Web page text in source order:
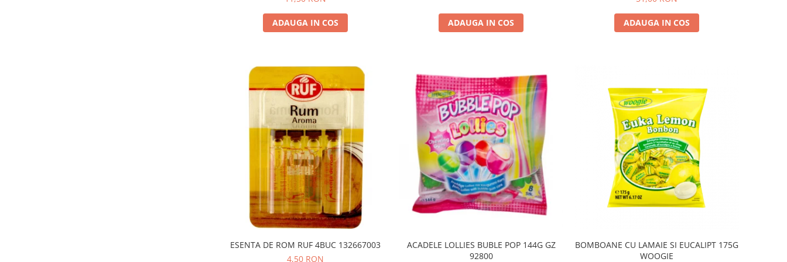
ADAUGA IN COS ADAUGA IN COS ADAUGA IN COS
ESENTA DE ROM RUF 4BUC 132667003
4,50 RON
ACADELE LOLLIES BUBLE POP 144G GZ
92800
BOMBOANE CU LAMAIE SI EUCALIPT 175G
WOOGIE